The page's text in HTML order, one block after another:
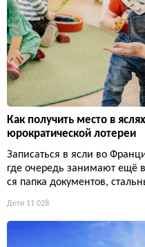
Как получить место в
юрократической лотереи
Записаться в ясли во
где очередь занимают ещё
ся папка документов,
Дети 11 028